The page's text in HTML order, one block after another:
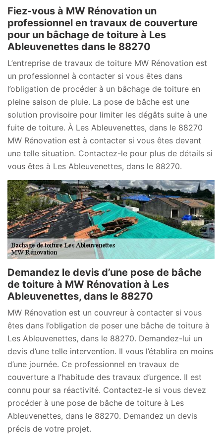
Fiez-vous à MW Rénovation un
professionnel en travaux de couverture
pour un bâchage de toiture à Les
Ableuvenettes dans le 88270
L’entreprise de travaux de toiture MW Rénovation est
un professionnel à contacter si vous êtes dans
l’obligation de procéder à un bâchage de toiture en
pleine saison de pluie. La pose de bâche est une
solution provisoire pour limiter les dégâts suite à une
fuite de toiture. À Les Ableuvenettes, dans le 88270
MW Rénovation est à contacter si vous êtes devant
une telle situation. Contactez-le pour plus de détails si
vous êtes à Les Ableuvenettes, dans le 88270.
Demandez le devis d’une pose de bâche
de toiture à MW Rénovation à Les
Ableuvenettes, dans le 88270
MW Rénovation est un couvreur à contacter si vous
êtes dans l’obligation de poser une bâche de toiture à
Les Ableuvenettes, dans le 88270. Demandez-lui un
devis d’une telle intervention. Il vous l’établira en moins
d’une journée. Ce professionnel en travaux de
couverture a l’habitude des travaux d’urgence. Il est
connu pour sa réactivité. Contactez-le si vous devez
procéder à une pose de bâche de toiture à Les
Ableuvenettes, dans le 88270. Demandez un devis
précis de votre projet.